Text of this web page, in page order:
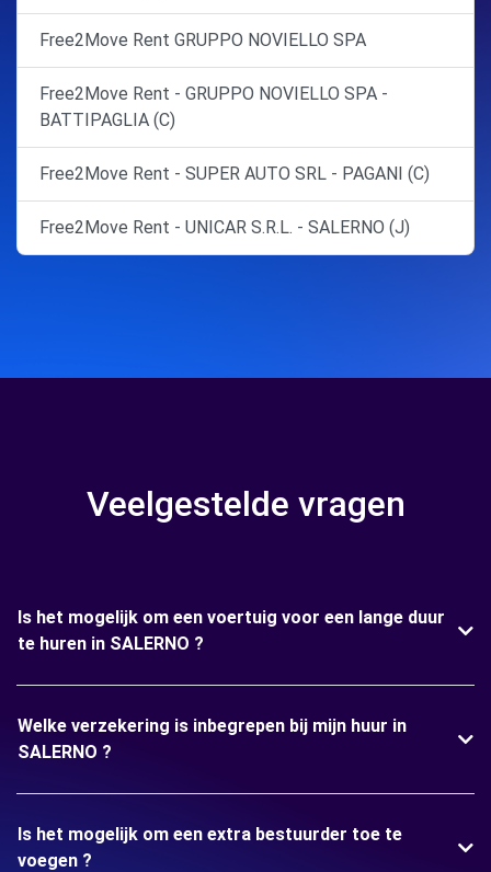
Free2Move Rent GRUPPO NOVIELLO SPA
Free2Move Rent - GRUPPO NOVIELLO SPA -
BATTIPAGLIA (C)
Free2Move Rent - SUPER AUTO SRL - PAGANI (C)
Free2Move Rent - UNICAR S.R.L. - SALERNO (J)
Veelgestelde vragen
Is het mogelijk om een voertuig voor een lange duur
te huren in SALERNO ?
Welke verzekering is inbegrepen bij mijn huur in
SALERNO ?
Is het mogelijk om een extra bestuurder toe te
voegen ?